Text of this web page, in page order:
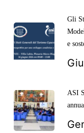
Gli
e
ASI